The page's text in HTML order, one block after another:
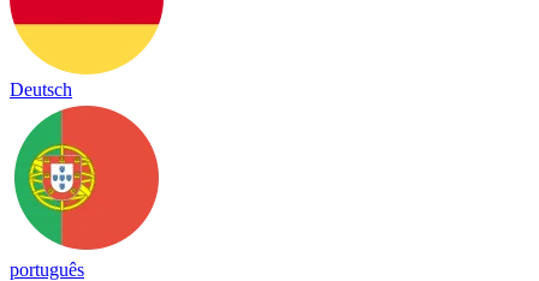
Deutsch
português